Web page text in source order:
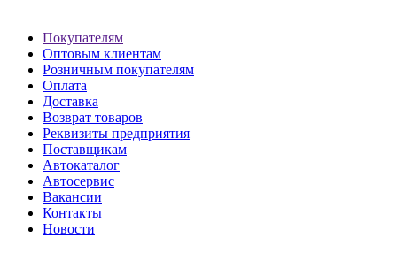
Покупателям
Оптовым клиентам
Розничным покупателям
Оплата
Доставка
Возврат товаров
Реквизиты предприятия
Поставщикам
Автокаталог
Автосервис
Вакансии
Контакты
Новости